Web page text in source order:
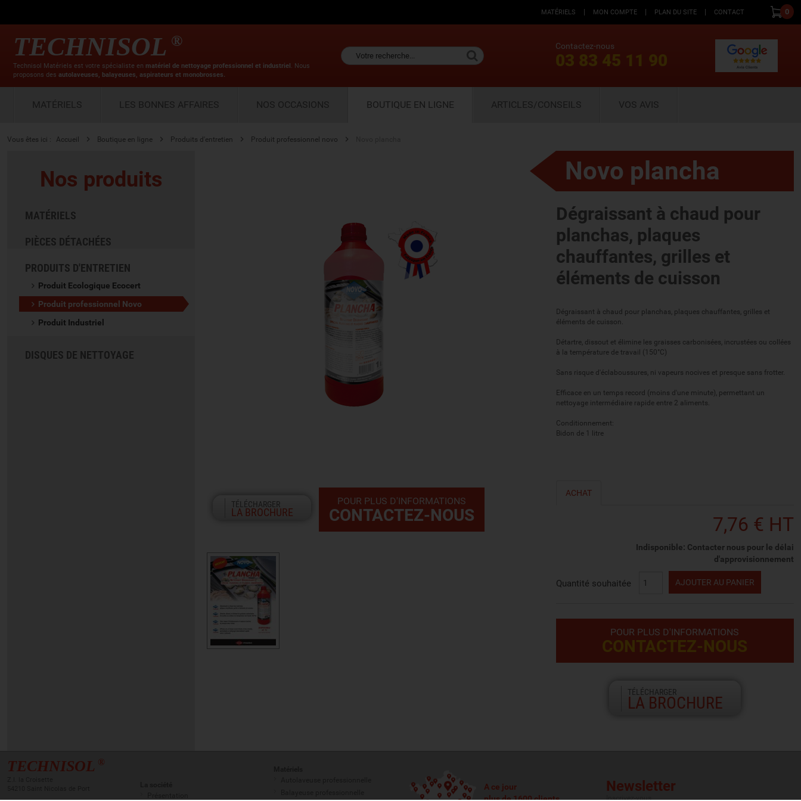
0
MATÉRIELS | MON COMPTE | PLAN DU SITE | CONTACT
TECHNISOL ®
Technisol Matériels est votre spécialiste en matériel de nettoyage professionnel et industriel . Nous
proposons des autolaveuses, balayeuses, aspirateurs et monobrosses.
Contactez-nous
03 83 45 11 90
MATÉRIELS LES BONNES AFFAIRES NOS OCCASIONS BOUTIQUE EN LIGNE ARTICLES/CONSEILS VOS AVIS
Vous êtes ici : Accueil Boutique en ligne Produits d'entretien Produit professionnel novo
TÉLÉCHARGER
LA BROCHURE
POUR PLUS D'INFORMATIONS
CONTACTEZ-NOUS
Novo plancha
Dégraissant à chaud pour
planchas, plaques
chauffantes, grilles et
éléments de cuisson
Dégraissant à chaud pour planchas, plaques chauffantes, grilles et
éléments de cuisson.
Détartre, dissout et élimine les graisses carbonisées, incrustées ou collées
à la température de travail (150°C)
Sans risque d'éclaboussures, ni vapeurs nocives et presque sans frotter.
Efficace en un temps record (moins d'une minute), permettant un
nettoyage intermédiaire rapide entre 2 aliments.
Conditionnement:
Bidon de 1 litre
ACHAT
7,76 € HT
Indisponible: Contacter nous pour le délai
d'approvisionnement
Quantité souhaitée AJOUTER AU PANIER
POUR PLUS D'INFORMATIONS
CONTACTEZ-NOUS
TÉLÉCHARGER
LA BROCHURE
Nos produits
MATÉRIELS
PIÈCES DÉTACHÉES
PRODUITS D'ENTRETIEN
Produit Ecologique Ecocert
Produit professionnel Novo
Produit Industriel
DISQUES DE NETTOYAGE
TECHNISOL ®
A ce jour
plus de 1600 clients
Newsletter
Inscrivez-vous